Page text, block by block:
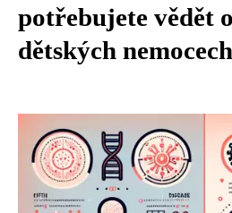
potřebujete vědět
dětských nemocech